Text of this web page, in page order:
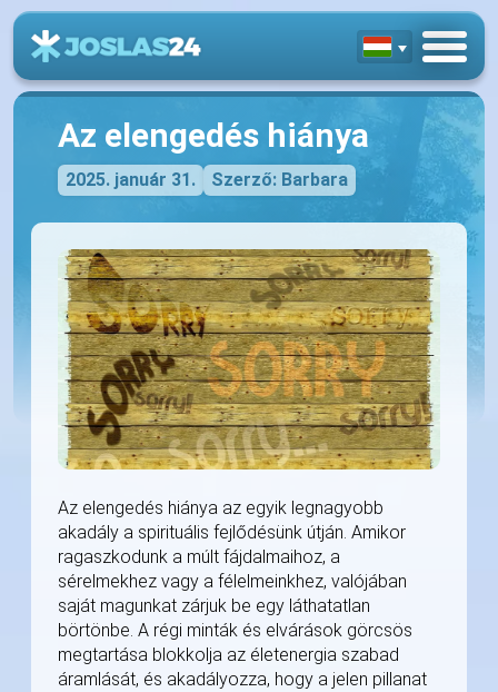
Az elengedés hiánya
2025. január 31. Szerző: Barbara
Az elengedés hiánya az egyik legnagyobb
akadály a spirituális fejlődésünk útján. Amikor
ragaszkodunk a múlt fájdalmaihoz, a
sérelmekhez vagy a félelmeinkhez, valójában
saját magunkat zárjuk be egy láthatatlan
börtönbe. A régi minták és elvárások görcsös
megtartása blokkolja az életenergia szabad
áramlását, és akadályozza, hogy a jelen pillanat